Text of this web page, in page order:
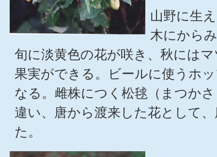
山野に生
木にから
旬に淡黄色の花が咲き、秋には
果実ができる。ビールに使うホ
なる。雌株につく松毬（まつか
違い、唐から渡来した花として
た。